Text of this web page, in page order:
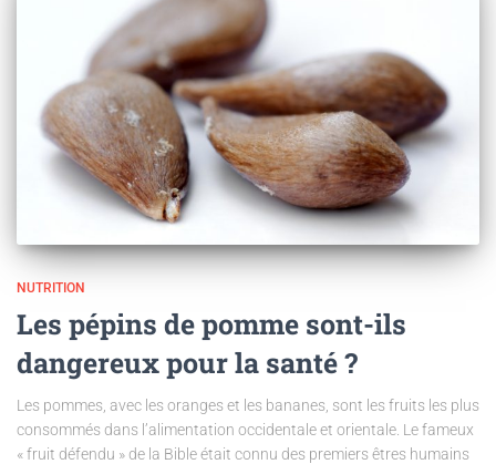
NUTRITION
Les pépins de pomme sont-ils
dangereux pour la santé ?
Les pommes, avec les oranges et les bananes, sont les fruits les plus
consommés dans l’alimentation occidentale et orientale. Le fameux
« fruit défendu » de la Bible était connu des premiers êtres humains